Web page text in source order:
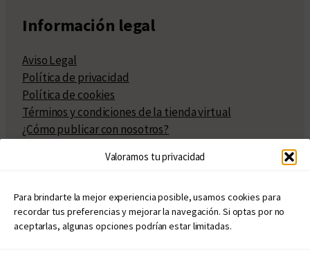
Valoramos tu privacidad
Para brindarte la mejor experiencia posible, usamos cookies para
recordar tus preferencias y mejorar la navegación. Si optas por no
aceptarlas, algunas opciones podrían estar limitadas.
Información legal
Aviso Legal
Política de privacidad
Política de cookies
Términos y condiciones de la tienda virtual
¿Cómo publicar con nosotros?
Políticas de publicación
Políticas de coedición
Atribuciones